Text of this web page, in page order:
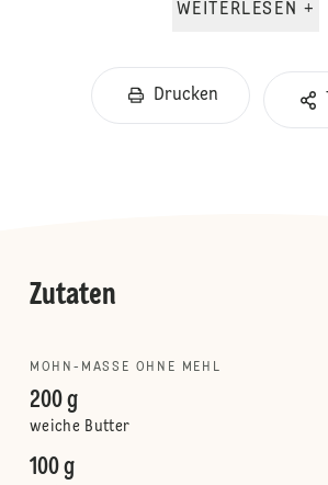
WEITERLESEN +
Drucken
Zutaten
MOHN-MASSE OHNE MEHL
200 g
weiche Butter
100 g